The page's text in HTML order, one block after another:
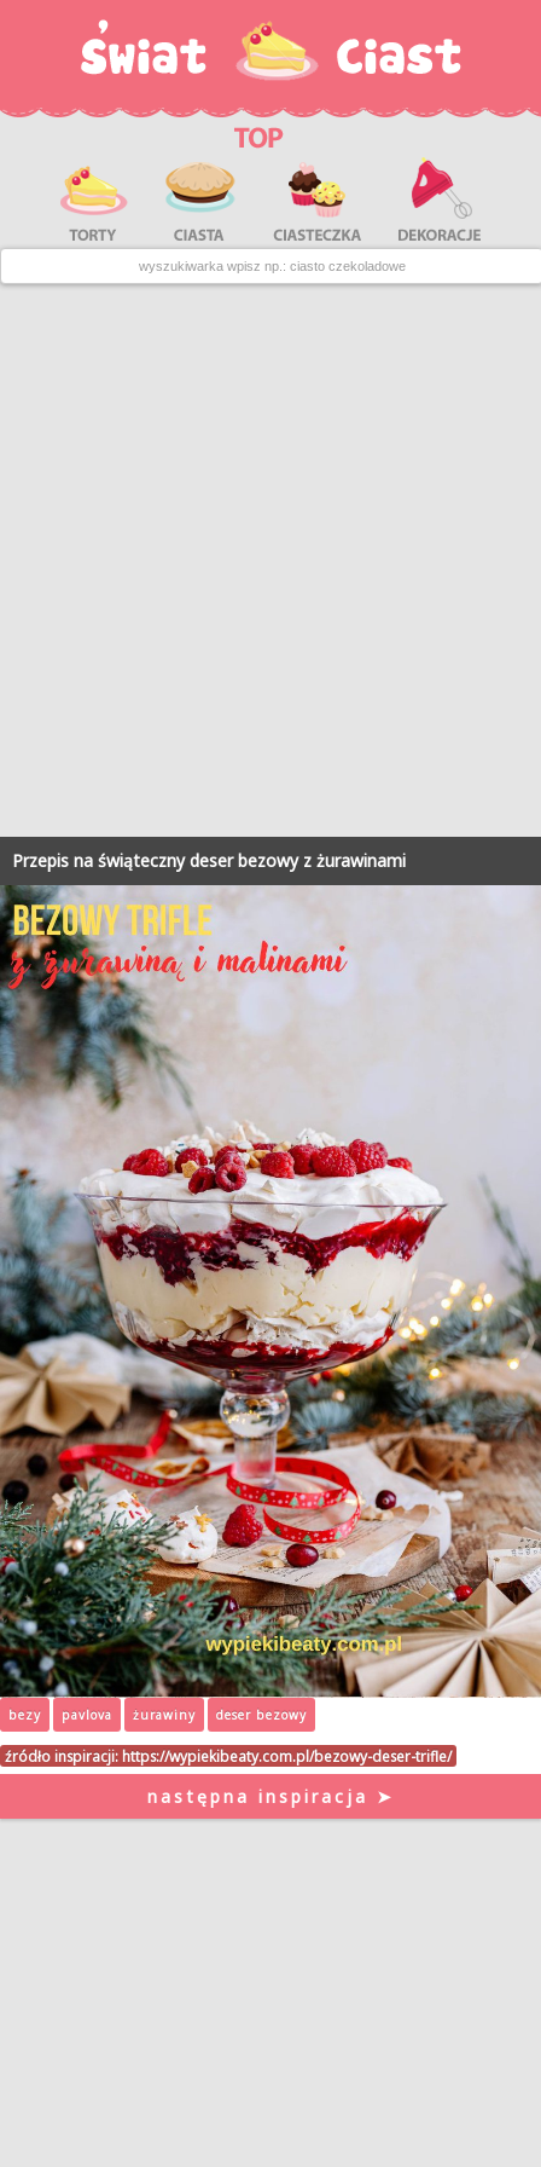
Przepis na świąteczny deser bezowy z żurawinami
bezy pavlova żurawiny deser bezowy
źródło inspiracji: https://wypiekibeaty.com.pl/bezowy-deser-trifle/
następna inspiracja ➤